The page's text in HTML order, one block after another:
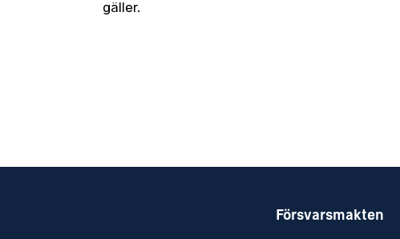
gäller.
Försvarsmakten